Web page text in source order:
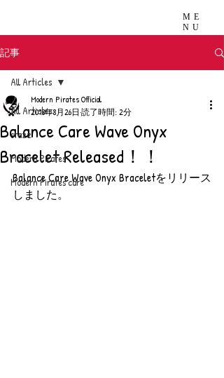
ME
NU
記事
All Articles
stazz
Modern Pirates
Modern Pirates care
All Articles
Balance Care Wave Onyx
Bracelet Released！！
Modern Pirates Official
2018年8月26日 読了時間: 2分
Balance Care Wave Onyx Braceletをリリース
しました。